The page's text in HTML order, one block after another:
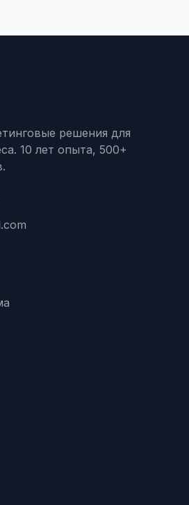
решения для
10 лет опыта, 500+